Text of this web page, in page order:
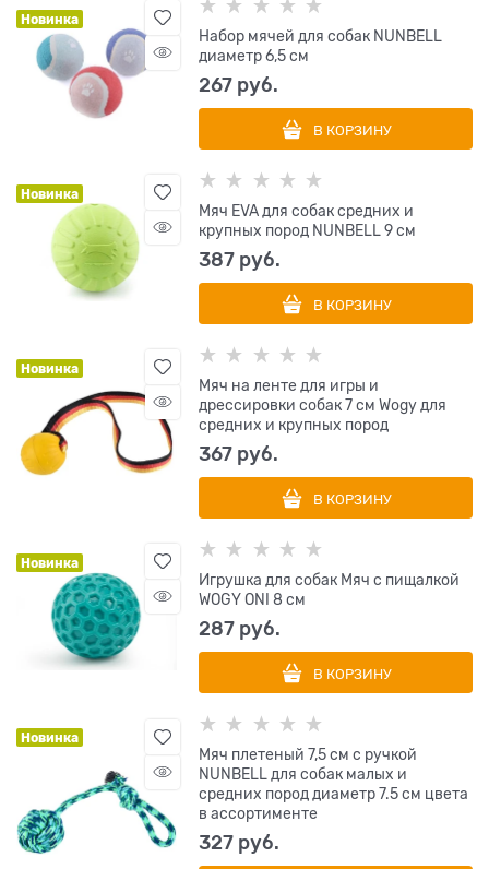
Новинка
Набор мячей для собак NUNBELL
диаметр 6,5 см
267 руб.
В КОРЗИНУ
Новинка
Мяч EVA для собак средних и
крупных пород NUNBELL 9 см
387 руб.
В КОРЗИНУ
Новинка
Мяч на ленте для игры и
дрессировки собак 7 см Wogy для
средних и крупных пород
367 руб.
В КОРЗИНУ
Новинка
Игрушка для собак Мяч с пищалкой
WOGY ONI 8 см
287 руб.
В КОРЗИНУ
Новинка
Мяч плетеный 7,5 см с ручкой
NUNBELL для собак малых и
средних пород диаметр 7.5 см цвета
в ассортименте
327 руб.